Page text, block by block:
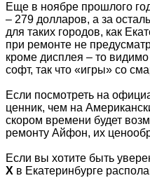
Еще в ноябре прошлого
– 279 долларов, а за
для таких городов, как
при ремонте не
кроме дисплея – то
софт, так что «игры» со
Если посмотреть на
ценник, чем на
скором времени будет
ремонту Айфон, их
Если вы хотите быть
X в Екатеринбурге